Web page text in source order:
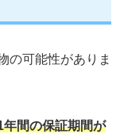
の可能性がありま
年間の保証期間が